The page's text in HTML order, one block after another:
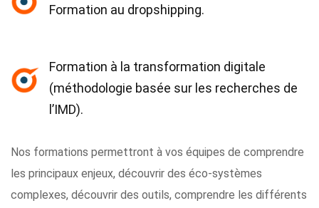
Formation au dropshipping.
Formation à la transformation digitale
(méthodologie basée sur les recherches de
l’IMD).
Nos formations permettront à vos équipes de comprendre
les principaux enjeux, découvrir des éco-systèmes
complexes, découvrir des outils, comprendre les différents